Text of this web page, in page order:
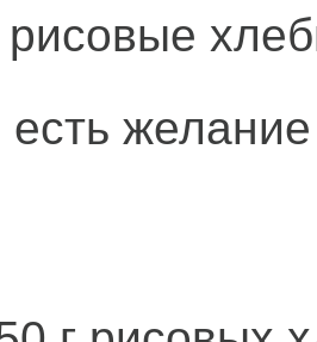
рисовые
есть